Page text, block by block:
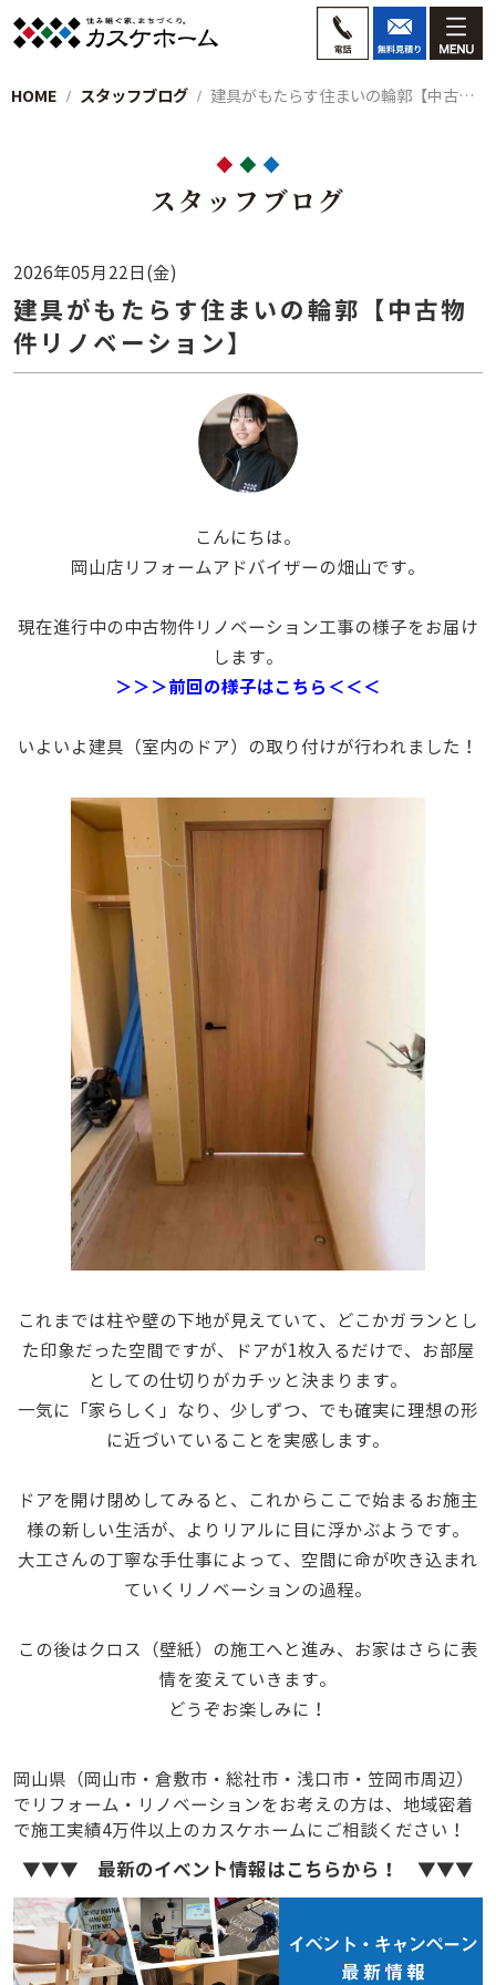
HOME スタッフブログ 建具がもたらす住まいの輪郭【中古物件リノ…
スタッフブログ
2026年05月22日(金)
建具がもたらす住まいの輪郭【中古物
件リノベーション】
こんにちは。
岡山店リフォームアドバイザーの畑山です。
現在進行中の中古物件リノベーション工事の様子をお届け
します。
＞＞＞前回の様子はこちら＜＜＜
いよいよ建具（室内のドア）の取り付けが行われました！
これまでは柱や壁の下地が見えていて、どこかガランとし
た印象だった空間ですが、ドアが1枚入るだけで、お部屋
としての仕切りがカチッと決まります。
一気に「家らしく」なり、少しずつ、でも確実に理想の形
に近づいていることを実感します。
ドアを開け閉めしてみると、これからここで始まるお施主
様の新しい生活が、よりリアルに目に浮かぶようです。
大工さんの丁寧な手仕事によって、空間に命が吹き込まれ
ていくリノベーションの過程。
この後はクロス（壁紙）の施工へと進み、お家はさらに表
情を変えていきます。
どうぞお楽しみに！
岡山県（岡山市・倉敷市・総社市・浅口市・笠岡市周辺）
でリフォーム・リノベーションをお考えの方は、地域密着
で施工実績4万件以上のカスケホームにご相談ください！
▼▼▼ 最新のイベント情報はこちらから！ ▼▼▼